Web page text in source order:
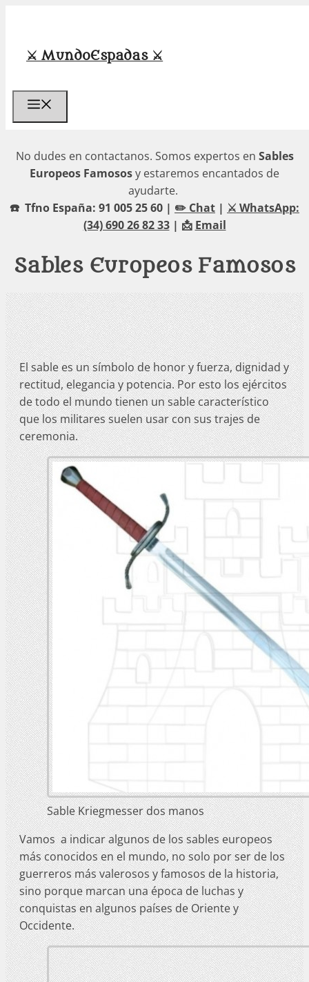
contenido
⚔️ MundoEspadas ⚔️
No dudes en contactanos. Somos expertos en Sables
Europeos Famososy estaremos encantados de
ayudarte.
☎️ Tfno España: 91 005 25 60 | ✏️ Chat | ⚔️ WhatsApp:
(34) 690 26 82 33| 📩 Email
Sables Europeos Famosos
El sable es un símbolo de honor y fuerza, dignidad y
rectitud, elegancia y potencia. Por esto los ejércitos
de todo el mundo tienen un sable característico
que los militares suelen usar con sus trajes de
ceremonia.
Sable Kriegmesser dos manos
Vamos a indicar algunos de los sables europeos
más conocidos en el mundo, no solo por ser de los
guerreros más valerosos y famosos de la historia,
sino porque marcan una época de luchas y
conquistas en algunos países de Oriente y
Occidente.